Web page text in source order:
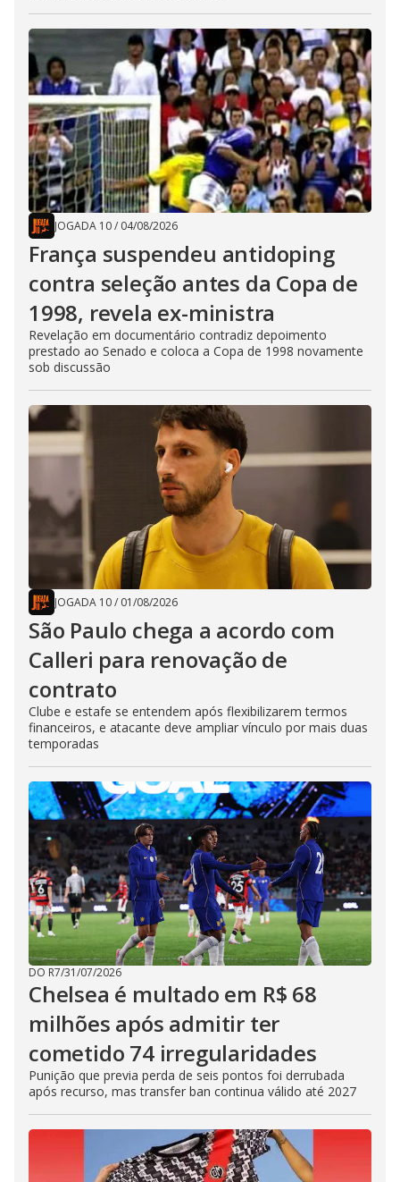
JOGADA 10/ 04/08/2026
França suspendeu antidoping
contra seleção antes da Copa de
1998, revela ex-ministra
Revelação em documentário contradiz depoimento
prestado ao Senado e coloca a Copa de 1998 novamente
sob discussão
JOGADA 10/ 01/08/2026
São Paulo chega a acordo com
Calleri para renovação de
contrato
Clube e estafe se entendem após flexibilizarem termos
financeiros, e atacante deve ampliar vínculo por mais duas
temporadas
DO R7/31/07/2026
Chelsea é multado em R$ 68
milhões após admitir ter
cometido 74 irregularidades
Punição que previa perda de seis pontos foi derrubada
após recurso, mas transfer ban continua válido até 2027